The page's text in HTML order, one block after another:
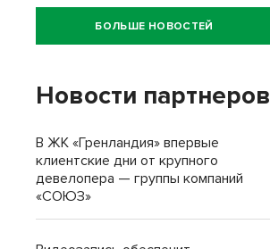
БОЛЬШЕ НОВОСТЕЙ
Новости партнеров
В ЖК «Гренландия» впервые
клиентские дни от крупного
девелопера — группы компаний
«СОЮЗ»